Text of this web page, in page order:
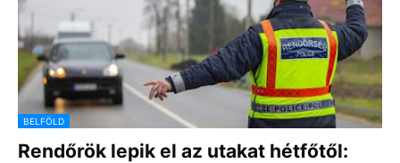
BELFÖLD
Rendőrök lepik el az utakat hétfőtől: